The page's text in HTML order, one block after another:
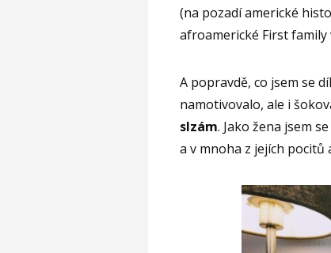
(na pozadí americké
afroamerické First family
A popravdě, co jsem se
namotivovalo, ale i
slzám. Jako žena jsem
a v mnoha z jejích pocitů